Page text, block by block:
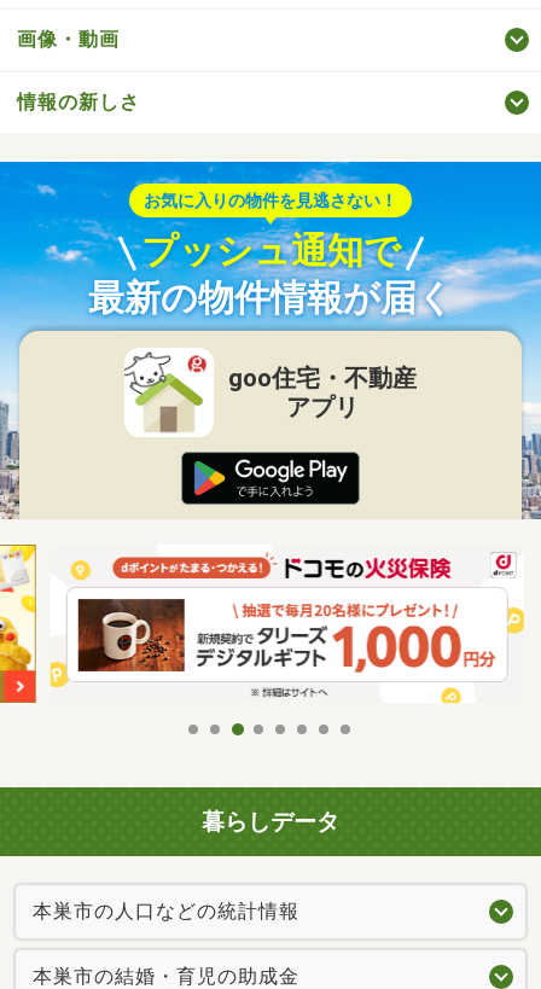
画像・動画
情報の新しさ
お気に入りの物件を見逃さない！
プッシュ通知で
最新の物件情報が届く
goo住宅・不動産
アプリ
暮らしデータ
本巣市の人口などの統計情報
本巣市の結婚・育児の助成金